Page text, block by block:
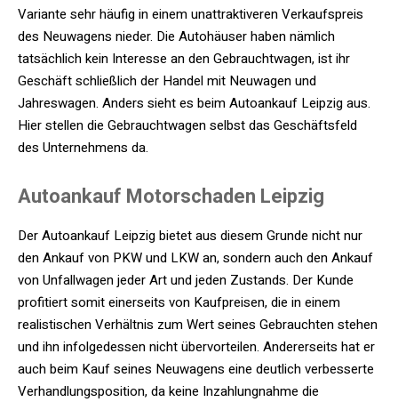
Variante sehr häufig in einem unattraktiveren Verkaufspreis
des Neuwagens nieder. Die Autohäuser haben nämlich
tatsächlich kein Interesse an den Gebrauchtwagen, ist ihr
Geschäft schließlich der Handel mit Neuwagen und
Jahreswagen. Anders sieht es beim Autoankauf Leipzig aus.
Hier stellen die Gebrauchtwagen selbst das Geschäftsfeld
des Unternehmens da.
Autoankauf Motorschaden Leipzig
Der Autoankauf Leipzig bietet aus diesem Grunde nicht nur
den Ankauf von PKW und LKW an, sondern auch den Ankauf
von Unfallwagen jeder Art und jeden Zustands. Der Kunde
profitiert somit einerseits von Kaufpreisen, die in einem
realistischen Verhältnis zum Wert seines Gebrauchten stehen
und ihn infolgedessen nicht übervorteilen. Andererseits hat er
auch beim Kauf seines Neuwagens eine deutlich verbesserte
Verhandlungsposition, da keine Inzahlungnahme die